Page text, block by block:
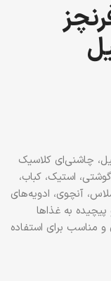
شایر فرنچز (ووستشیر) 443 میل، چاشنی‌ای کلاسیک
استیک، کباب،
آنچوی، ادویه‌های
به غذاها
کاربردی و مناسب برای استفاده